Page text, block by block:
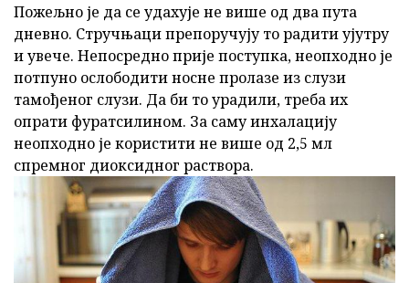
Пожељно је да се удахује не више од два пута
дневно. Стручњаци препоручују то радити ујутру
и увече. Непосредно прије поступка, неопходно је
потпуно ослободити носне пролазе из слузи
тамођеног слузи. Да би то урадили, треба их
опрати фуратсилином. За саму инхалацију
неопходно је користити не више од 2,5 мл
спремног диоксидног раствора.